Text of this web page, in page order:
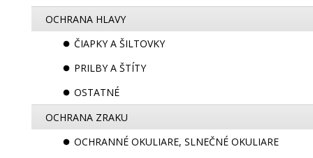
OCHRANA HLAVY
ČIAPKY A ŠILTOVKY
PRILBY A ŠTÍTY
OSTATNÉ
OCHRANA ZRAKU
OCHRANNÉ OKULIARE, SLNEČNÉ OKULIARE